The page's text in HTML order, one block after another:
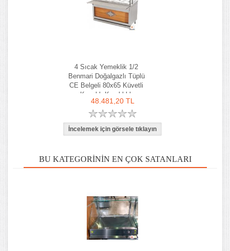
4 Sıcak Yemeklik 1/2
Benmari Doğalgazlı Tüplü
CE Belgeli 80x65 Küvetli
Kapaklı Kaşıklıklı
48.481,20 TL
BU KATEGORININ EN ÇOK SATANLARI